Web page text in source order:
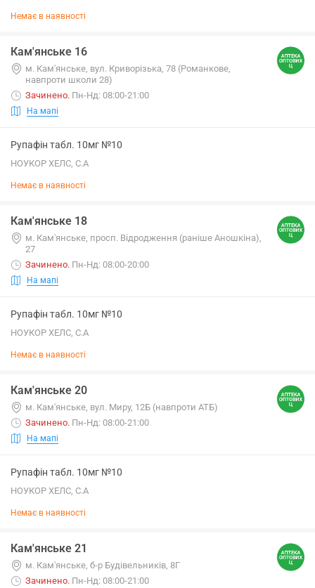
Немає в наявності
Кам'янське 16
м. Кам'янське, вул. Криворізька, 78 (Романкове,
навпроти школи 28)
Зачинено. Пн-Нд: 08:00-21:00
На мапі
Рупафін табл. 10мг №10
НОУКОР ХЕЛС, С.А
Немає в наявності
Кам'янське 18
м. Кам'янське, просп. Відродження (раніше Аношкіна),
27
Зачинено. Пн-Нд: 08:00-20:00
На мапі
Рупафін табл. 10мг №10
НОУКОР ХЕЛС, С.А
Немає в наявності
Кам'янське 20
м. Кам'янське, вул. Миру, 12Б (навпроти АТБ)
Зачинено. Пн-Нд: 08:00-21:00
На мапі
Рупафін табл. 10мг №10
НОУКОР ХЕЛС, С.А
Немає в наявності
Кам'янське 21
м. Кам'янське, б-р Будівельників, 8Г
Зачинено. Пн-Нд: 08:00-21:00